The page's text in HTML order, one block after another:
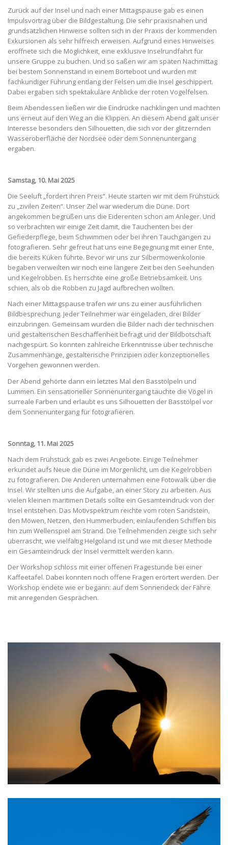
Zurück auf der Insel und nach einer Mittagspause gab es einen
Impulsvortrag über die Bildgestaltung. Die sehr praxisnahen und
grundsätzlichen Hinweise sollten sich in der Praxis der kommenden
Exkursionen als sehr hilfreich erweisen. Aufgrund eines Hinweises
eröffnete sich die Möglichkeit, eine exklusive Inselrundfahrt für
unsere Gruppe zu buchen. Und so saßen wir am späten Nachmittag
bei bestem Sonnenstand in einem Börteboot und wurden mit
fachkundiger Führung entlang der Felsen um die Insel geschippert.
Dabei ergaben sich spektakuläre Anblicke der roten Vogelfelsen.
Beim Abendessen ließen wir die Eindrücke nachklingen und machten
uns erneut auf den Weg an die Klippen. An diesem Abend galt unser
Interesse besonders den Silhouetten, die sich vor der glitzernden
Wasseroberfläche der Nordsee oder dem Sonnenuntergang
ergaben.
Samstag, 10. Mai 2025
Die Seeluft „fordert ihren Preis“. Heute starten wir mit dem Frühstück
zu „zivilen Zeiten“. Unser Ziel war wiederum die Düne. Dort
angekommen begrüßen uns die Eiderenten schon am Anleger. Und
so verbrachten wir einige Zeit damit, die Tauchenten bei der
Gefiederpflege, beim Schwimmen oder bei ihren Tauchgängen zu
fotografieren. Sehr gefreut hat uns eine Begegnung mit einer Ente,
die bereits Küken führte. Bevor wir uns zur Silbermöwenkolonie
begaben verweilten wir noch eine längere Zeit bei den Seehunden
und Kegelrobben. Es herrschte eine große Betriebsamkeit. Uns
schien, als ob die Robben zu Jagd aufbrechen wollten.
Nach einer Mittagspause trafen wir uns zu einer ausführlichen
Bildbesprechung. Jeder Teilnehmer war eingeladen, drei Bilder
einzubringen. Gemeinsam wurden die Bilder nach der technischen
und gestalterischen Beschaffenheit befragt und der Bildbotschaft
nachgespürt. So konnten zahlreiche Erkenntnisse über technische
Zusammenhänge, gestalterische Prinzipien oder konzeptionelles
Vorgehen gewonnen werden.
Der Abend gehörte dann ein letztes Mal den Basstölpeln und
Lummen. Ein sensationeller Sonnenuntergang tauchte die Vögel in
surreale Farben und erlaubt es uns Silhouetten der Basstölpel vor
dem Sonnenuntergang für fotografieren.
Sonntag, 11. Mai 2025
Nach dem Frühstück gab es zwei Angebote. Einige Teilnehmer
erkundet aufs Neue die Düne im Morgenlicht, um die Kegelrobben
zu fotografieren. Die Anderen unternahmen eine Fotowalk über die
Insel. Wir stellten uns die Aufgabe, an einer Story zu arbeiten. Aus
vielen kleinen maritimen Details sollte ein Gesamteindruck von der
Insel entstehen. Das Motivspektrum reichte vom roten Sandstein,
den Möwen, Netzen, den Hummerbuden, einlaufenden Schiffen bis
hin zum Wellenspiel am Strand. Die Teilnehmenden zeigte sich sehr
überrascht, wie vielfältig Helgoland ist und wie mit dieser Methode
ein Gesamteindruck der Insel vermittelt werden kann.
Der Workshop schloss mit einer offenen Fragestunde bei einer
Kaffeetafel. Dabei konnten noch offene Fragen erörtert werden. Der
Workshop endete wie er begann: auf dem Sonnendeck der Fähre
mit anregenden Gesprächen.